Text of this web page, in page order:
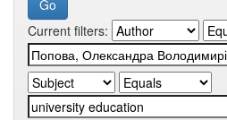
Current filters: